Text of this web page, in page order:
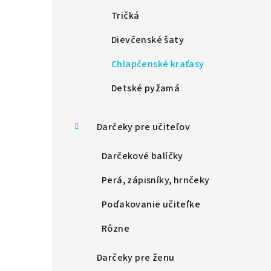
Tričká
Dievčenské šaty
Chlapčenské kraťasy
Detské pyžamá
Darčeky pre učiteľov
Darčekové balíčky
Perá, zápisníky, hrnčeky
Poďakovanie učiteľke
Rôzne
Darčeky pre ženu